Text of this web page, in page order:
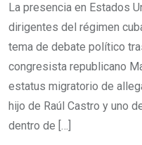
La presencia en Estados
dirigentes del régimen
tema de debate político
congresista republicano
estatus migratorio de
hijo de Raúl Castro y uno
dentro de […]